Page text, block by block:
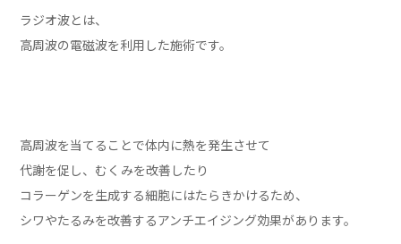
ラジオ波とは、
高周波の電磁波を利用した施術です。
高周波を当てることで体内に熱を発生させて
代謝を促し、むくみを改善したり
コラーゲンを生成する細胞にはたらきかけるため、
シワやたるみを改善するアンチエイジング効果があります。